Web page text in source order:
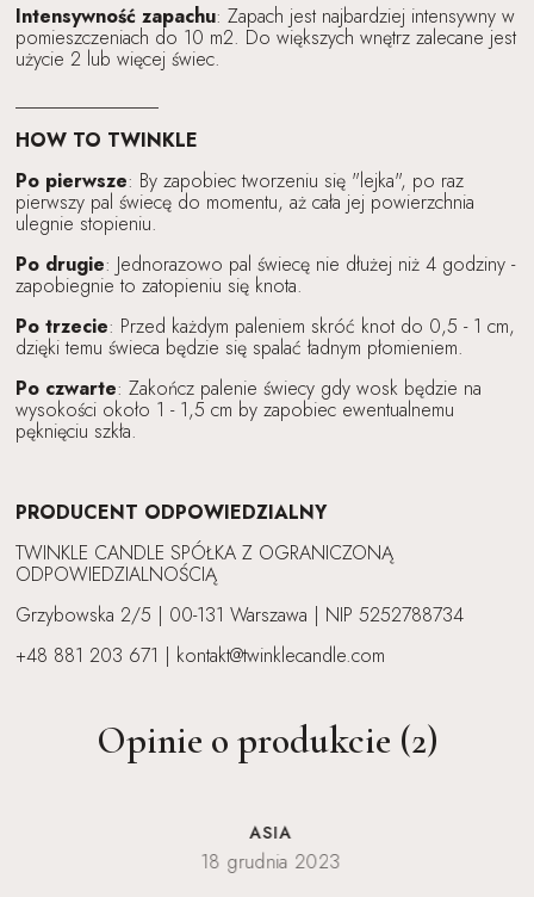
Intensywność zapachu: Zapach jest najbardziej intensywny w
pomieszczeniach do 10 m2. Do większych wnętrz zalecane jest
użycie 2 lub więcej świec.
HOW TO TWINKLE
Po pierwsze: By zapobiec tworzeniu się "lejka", po raz
pierwszy pal świecę do momentu, aż cała jej powierzchnia
ulegnie stopieniu.
Po drugie: Jednorazowo pal świecę nie dłużej niż 4 godziny -
zapobiegnie to zatopieniu się knota.
Po trzecie: Przed każdym paleniem skróć knot do 0,5 - 1 cm,
dzięki temu świeca będzie się spalać ładnym płomieniem.
Po czwarte: Zakończ palenie świecy gdy wosk będzie na
wysokości około 1 - 1,5 cm by zapobiec ewentualnemu
pęknięciu szkła.
PRODUCENT ODPOWIEDZIALNY
TWINKLE CANDLE SPÓŁKA Z OGRANICZONĄ
ODPOWIEDZIALNOŚCIĄ
Grzybowska 2/5 | 00-131 Warszawa | NIP 5252788734
+48 881 203 671 | kontakt@twinklecandle.com
Opinie o produkcie (2)
ASIA
18 grudnia 2023